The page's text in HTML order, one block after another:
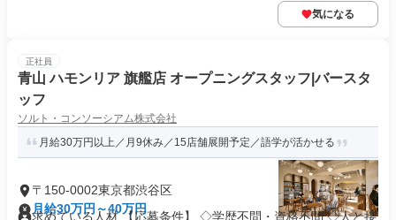
気になる
正社員
青山 ハモンリア 旗艦店 オープニングスタッフ|バースタ
ッフ
ソルト・コンソーシアム株式会社
月給30万円以上／月9休み／15店舗展開予定／語学が活かせる
〒150-0002東京都渋谷区
月給30万円～40万円
求めている人材 【応募条件】 ◇学歴不問・資格不問 ◇人と接